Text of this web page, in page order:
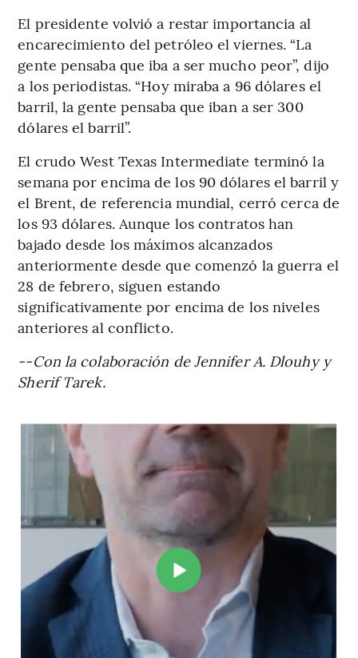
El presidente volvió a restar importancia al
encarecimiento del petróleo el viernes. “La
gente pensaba que iba a ser mucho peor”, dijo
a los periodistas. “Hoy miraba a 96 dólares el
barril, la gente pensaba que iban a ser 300
dólares el barril”.
El crudo West Texas Intermediate terminó la
semana por encima de los 90 dólares el barril y
el Brent, de referencia mundial, cerró cerca de
los 93 dólares. Aunque los contratos han
bajado desde los máximos alcanzados
anteriormente desde que comenzó la guerra el
28 de febrero, siguen estando
significativamente por encima de los niveles
anteriores al conflicto.
--Con la colaboración de Jennifer A. Dlouhy y
Sherif Tarek.